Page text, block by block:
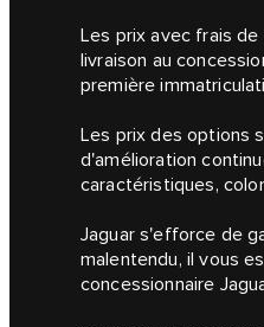
Les prix avec frais
livraison au
première
Les prix des options
d'amélioration
caractéristiques,
Jaguar s'efforce de
malentendu, il vous
concessionnaire